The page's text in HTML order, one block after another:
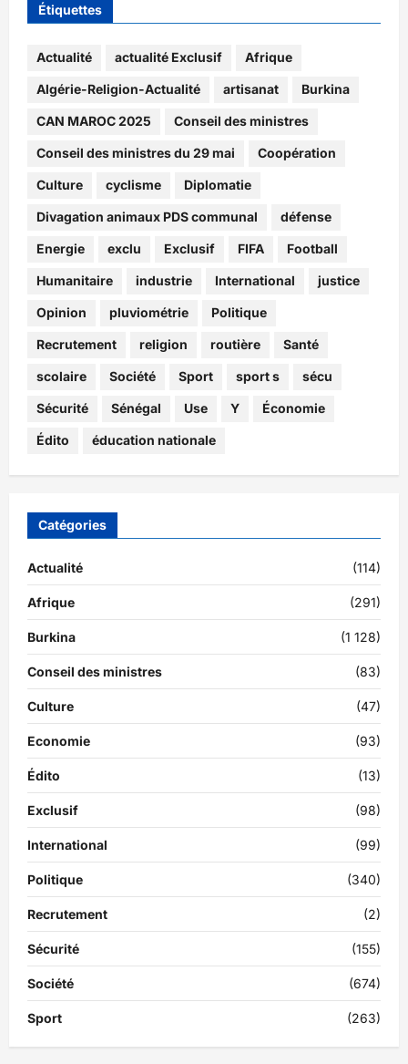
Étiquettes
Actualité actualité Exclusif Afrique
Algérie-Religion-Actualité artisanat Burkina
CAN MAROC 2025 Conseil des ministres
Conseil des ministres du 29 mai Coopération
Culture cyclisme Diplomatie
Divagation animaux PDS communal défense
Energie exclu Exclusif FIFA Football
Humanitaire industrie International justice
Opinion pluviométrie Politique
Recrutement religion routière Santé
scolaire Société Sport sport s sécu
Sécurité Sénégal Use Y Économie
Édito éducation nationale
Catégories
Actualité (114)
Afrique (291)
Burkina (1 128)
Conseil des ministres (83)
Culture (47)
Economie (93)
Édito (13)
Exclusif (98)
International (99)
Politique (340)
Recrutement (2)
Sécurité (155)
Société (674)
Sport (263)